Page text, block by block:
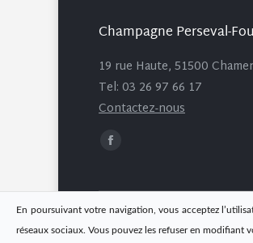
Champagne Perseval-
19 rue Haute, 51500
Tel: 03 26 97 66 17
Contactez-nous
Trouvez nous sur :
Facebook
opens
in
new
En poursuivant votre navigation, vous acceptez
réseaux sociaux. Vous pouvez les refuser en modifiant